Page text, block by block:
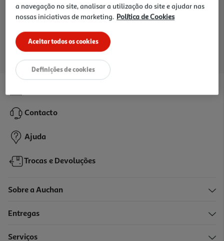
Contacto
Ajuda
Trocas e Devoluções
Sobre a Auchan
Entregas
Serviços
a navegação no site, analisar a utilização do site e ajudar nas
nossas iniciativas de marketing. Política de Cookies
Aceitar todos os cookies
Definições de cookies